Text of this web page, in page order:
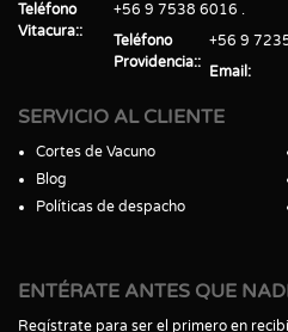
Teléfono
Vitacura:
+56 9 7538 6016
Teléfono
Providencia:
+56 9
Email
SERVICIO AL CLIENTE
Cortes de Vacuno
Blog
Políticas de despacho
ENTÉRATE ANTES QUE
Regístrate para ser el primero en